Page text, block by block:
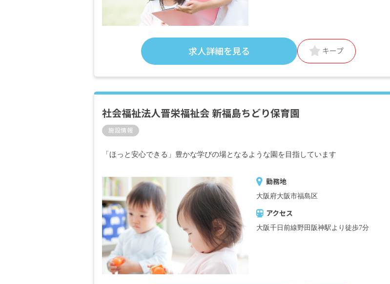
賞与年2回（3月／9月）（業績手当として）
保育士手当（月額40,000円／4月～9月分を9
交通費全額支給
※入社後1～2カ月間は研修期間のため、時給
求人詳細を見る キープ
社会福祉法人晋栄福祉会 新福島ちどり保育園
施設情報
「ほっと安心できる」豊かな学びの場となるような園を目指しています
勤務地
大阪府大阪市福島区
アクセス
大阪千日前線野田阪神駅より徒歩7分